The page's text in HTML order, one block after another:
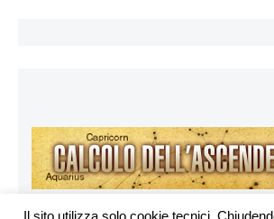
Il sito utilizza solo cookie tecnici.